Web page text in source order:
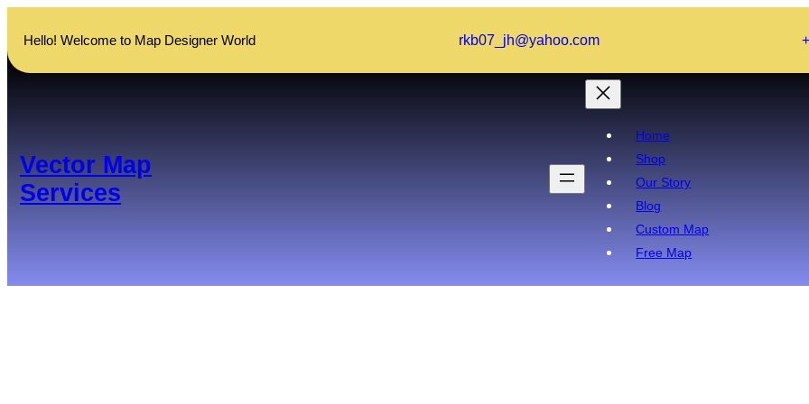
content
Hello! Welcome to Map Designer World rkb07_jh@yahoo.com
Vector Map
Services
Home
Shop
Our Story
Blog
Custom Map
Free Map